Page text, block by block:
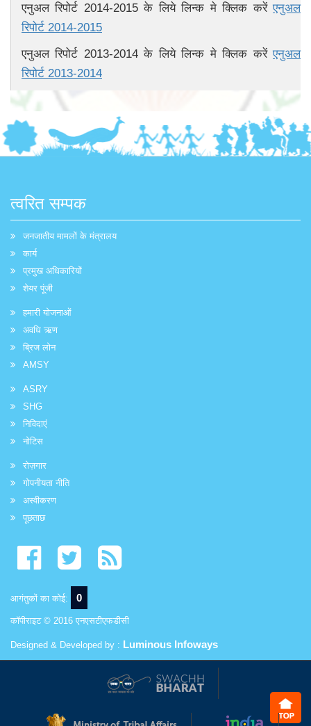
एनुअल रिपोर्ट 2014-2015 के लिये लिन्क मे क्लिक करेंएनुअल
रिपोर्ट 2014-2015
एनुअल रिपोर्ट 2013-2014 के लिये लिन्क मे क्लिक करेंएनुअल
रिपोर्ट 2013-2014
त्वरित सम्पक
जनजातीय मामलों के मंत्रालय
कार्य
प्रमुख अधिकारियों
शेयर पूंजी
हमारी योजनाओं
अवधि ऋण
ब्रिज लोन
AMSY
ASRY
SHG
निविदाएं
नोटिस
रोज़गार
गोपनीयता नीति
अस्वीकरण
पूछताछ
आगंतुकों का कोई: 0
कॉपीराइट © 2016 एनएसटीएफडीसी
Designed & Developed by : Luminous Infoways